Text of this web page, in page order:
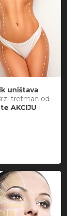
uništava
tretman od
AKCIJU i